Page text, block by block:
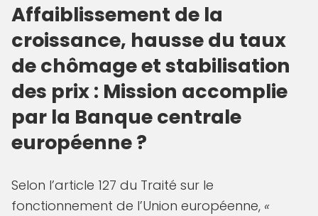
Affaiblissement de la
croissance, hausse du taux
de chômage et stabilisation
des prix : Mission accomplie
par la Banque centrale
européenne ?
Selon l’article 127 du Traité sur le
fonctionnement de l’Union européenne, «